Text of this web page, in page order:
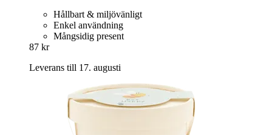
Hållbart & miljövänligt
Enkel användning
Mångsidig present
87 kr
Leverans till 17. augusti